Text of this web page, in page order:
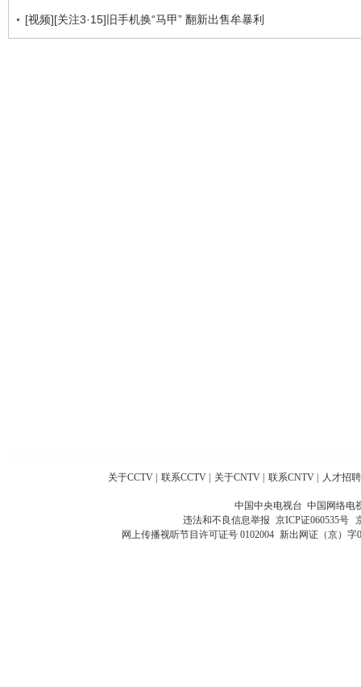
[视频][关注3·15]旧手机换“马甲” 翻新出售牟暴利
关于CCTV 联系CCTV 关于CNTV 联系CNTV 人才招聘
中国中央电视台 中国网络电
违法和不良信息举报 京ICP证060535号
网上传播视听节目许可证号 0102004 新出网证（京）